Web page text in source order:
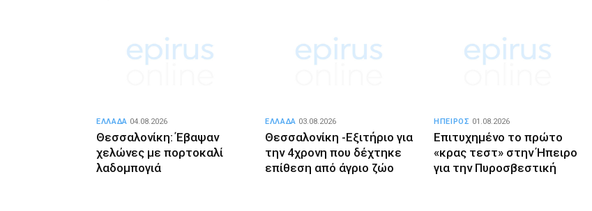
Θεσσαλονίκη: Έβαψαν
χελώνες με πορτοκαλί
λαδομπογιά
ΕΛΛΑΔΑ 04.08.2026
Θεσσαλονίκη -Εξιτήριο για
την 4χρονη που δέχτηκε
επίθεση από άγριο ζώο
ΕΛΛΑΔΑ 03.08.2026
Επιτυχημένο το πρώτο
«κρας τεστ» στην Ήπειρο
για την Πυροσβεστική
ΗΠΕΙΡΟΣ 01.08.2026